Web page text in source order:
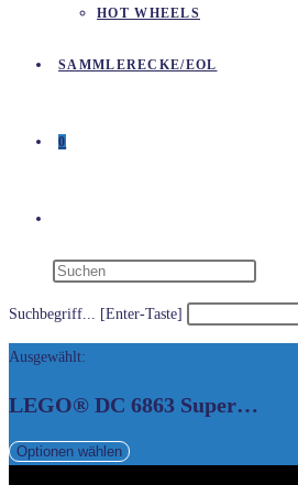
HOT WHEELS
SAMMLERECKE/EOL
0
Suchbegriff... [Enter-Taste]
Ausgewählt:
LEGO® DC 6863 Super…
Optionen wählen